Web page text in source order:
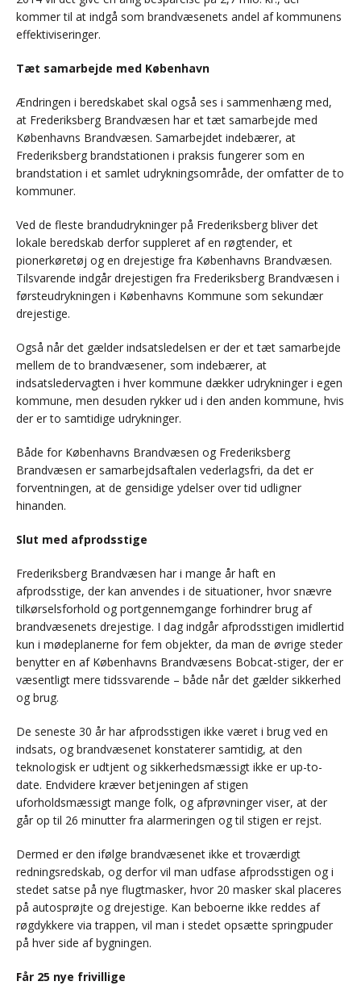
kommer til at indgå som brandvæsenets andel af kommunens
effektiviseringer.
Tæt samarbejde med København
Ændringen i beredskabet skal også ses i sammenhæng med,
at Frederiksberg Brandvæsen har et tæt samarbejde med
Københavns Brandvæsen. Samarbejdet indebærer, at
Frederiksberg brandstationen i praksis fungerer som en
brandstation i et samlet udrykningsområde, der omfatter de to
kommuner.
Ved de fleste brandudrykninger på Frederiksberg bliver det
lokale beredskab derfor suppleret af en røgtender, et
pionerkøretøj og en drejestige fra Københavns Brandvæsen.
Tilsvarende indgår drejestigen fra Frederiksberg Brandvæsen i
førsteudrykningen i Københavns Kommune som sekundær
drejestige.
Også når det gælder indsatsledelsen er der et tæt samarbejde
mellem de to brandvæsener, som indebærer, at
indsatsledervagten i hver kommune dækker udrykninger i egen
kommune, men desuden rykker ud i den anden kommune, hvis
der er to samtidige udrykninger.
Både for Københavns Brandvæsen og Frederiksberg
Brandvæsen er samarbejdsaftalen vederlagsfri, da det er
forventningen, at de gensidige ydelser over tid udligner
hinanden.
Slut med afprodsstige
Frederiksberg Brandvæsen har i mange år haft en
afprodsstige, der kan anvendes i de situationer, hvor snævre
tilkørselsforhold og portgennemgange forhindrer brug af
brandvæsenets drejestige. I dag indgår afprodsstigen imidlertid
kun i mødeplanerne for fem objekter, da man de øvrige steder
benytter en af Københavns Brandvæsens Bobcat-stiger, der er
væsentligt mere tidssvarende – både når det gælder sikkerhed
og brug.
De seneste 30 år har afprodsstigen ikke været i brug ved en
indsats, og brandvæsenet konstaterer samtidig, at den
teknologisk er udtjent og sikkerhedsmæssigt ikke er up-to-
date. Endvidere kræver betjeningen af stigen
uforholdsmæssigt mange folk, og afprøvninger viser, at der
går op til 26 minutter fra alarmeringen og til stigen er rejst.
Dermed er den ifølge brandvæsenet ikke et troværdigt
redningsredskab, og derfor vil man udfase afprodsstigen og i
stedet satse på nye flugtmasker, hvor 20 masker skal placeres
på autosprøjte og drejestige. Kan beboerne ikke reddes af
røgdykkere via trappen, vil man i stedet opsætte springpuder
på hver side af bygningen.
Får 25 nye frivillige